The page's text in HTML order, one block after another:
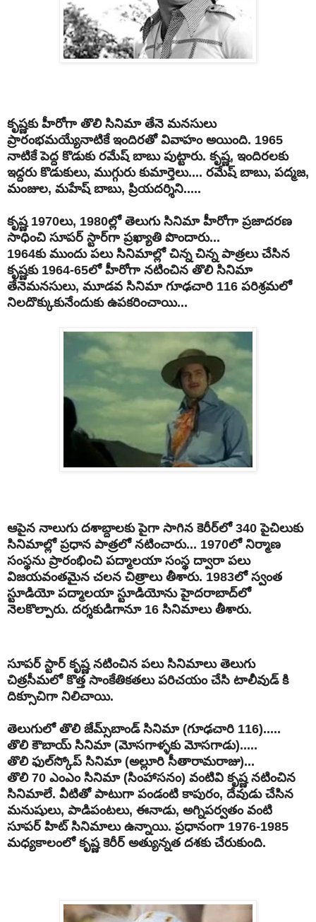
కృష్ణకు హీరోగా తొలి సినిమా తేనె మనసులు
ప్రారంభమయ్యేనాటికే ఇందిరతో వివాహం అయింది. 1965
నాటికే పెద్ద కొడుకు రమేష్ బాబు పుట్టారు. కృష్ణ, ఇందిరలకు
ఇద్దరు కొడుకులు, ముగ్గురు కుమార్తెలు.... రమేష్ బాబు, పద్మజ,
మంజుల, మహేష్ బాబు, ప్రియదర్శిని.....
కృష్ణ 1970లు, 1980ల్లో తెలుగు సినిమా హీరోగా ప్రజాదరణ
సాధించి సూపర్ స్టార్‌గా ప్రఖ్యాతి పొందారు...
1964కు ముందు పలు సినిమాల్లో చిన్న చిన్న పాత్రలు చేసిన
కృష్ణకు 1964-65లో హీరోగా నటించిన తొలి సినిమా
తేనెమనసులు, మూడవ సినిమా గూఢచారి 116 పరిశ్రమలో
నిలదొక్కుకునేందుకు ఉపకరించాయి...
ఆపైన నాలుగు దశాబ్దాలకు పైగా సాగిన కెరీర్‌లో 340 పైచిలుకు
సినిమాల్లో ప్రధాన పాత్రలో నటించారు... 1970లో నిర్మాణ
సంస్థను ప్రారంభించి పద్మాలయా సంస్థ ద్వారా పలు
విజయవంతమైన చలన చిత్రాలు తీశారు. 1983లో స్వంత
స్టూడియో పద్మాలయా స్టూడియోను హైదరాబాద్‌లో
నెలకొల్పారు. దర్శకుడిగానూ 16 సినిమాలు తీశారు.
సూపర్ స్టార్ కృష్ణ నటించిన పలు సినిమాలు తెలుగు
చిత్రసీమలో కొత్త సాంకేతికతలు పరిచయం చేసి టాలీవుడ్ కి
దిక్సూచిగా నిలిచాయి.
తెలుగులో తొలి జేమ్స్‌బాండ్ సినిమా (గూఢచారి 116).....
తొలి కౌబాయ్ సినిమా (మోసగాళ్ళకు మోసగాడు).....
తొలి ఫుల్‌స్కోప్ సినిమా (అల్లూరి సీతారామరాజు)...
తొలి 70 ఎంఎం సినిమా (సింహాసనం) వంటివి కృష్ణ నటించిన
సినిమాలే. వీటితో పాటుగా పండంటి కాపురం, దేవుడు చేసిన
మనుషులు, పాడిపంటలు, ఈనాడు, అగ్నిపర్వతం వంటి
సూపర్ హిట్ సినిమాలు ఉన్నాయి. ప్రధానంగా 1976-1985
మధ్యకాలంలో కృష్ణ కెరీర్ అత్యున్నత దశకు చేరుకుంది.